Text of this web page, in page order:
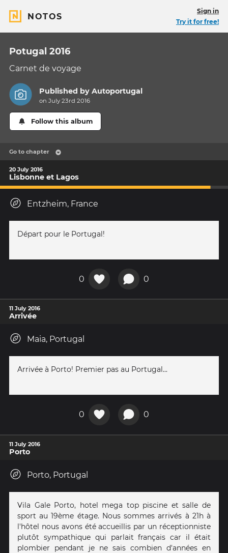
NOTOS
Sign in
Try it for free!
Potugal 2016
Carnet de voyage
Published byAutoportugal
on July 23rd 2016
Follow this album
Go to chapter
20 July 2016
Lisbonne et Lagos
Entzheim, France
Départ pour le Portugal!
0 0
11 July 2016
Arrivée
Maia, Portugal
Arrivée à Porto! Premier pas au Portugal...
0 0
11 July 2016
Porto
Porto, Portugal
Vila Gale Porto, hotel mega top piscine et salle de
sport au 19ème étage. Nous sommes arrivés à 21h à
l'hôtel nous avons été accueillis par un réceptionniste
plutôt sympathique qui parlait français car il était
plombier pendant je ne sais combien d'années en